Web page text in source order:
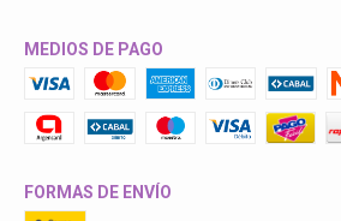
MEDIOS DE PAGO
FORMAS DE ENVÍO